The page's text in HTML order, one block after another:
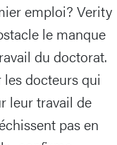
emploi? Verity
le manque
du doctorat.
les docteurs qui
leur travail de
pas en